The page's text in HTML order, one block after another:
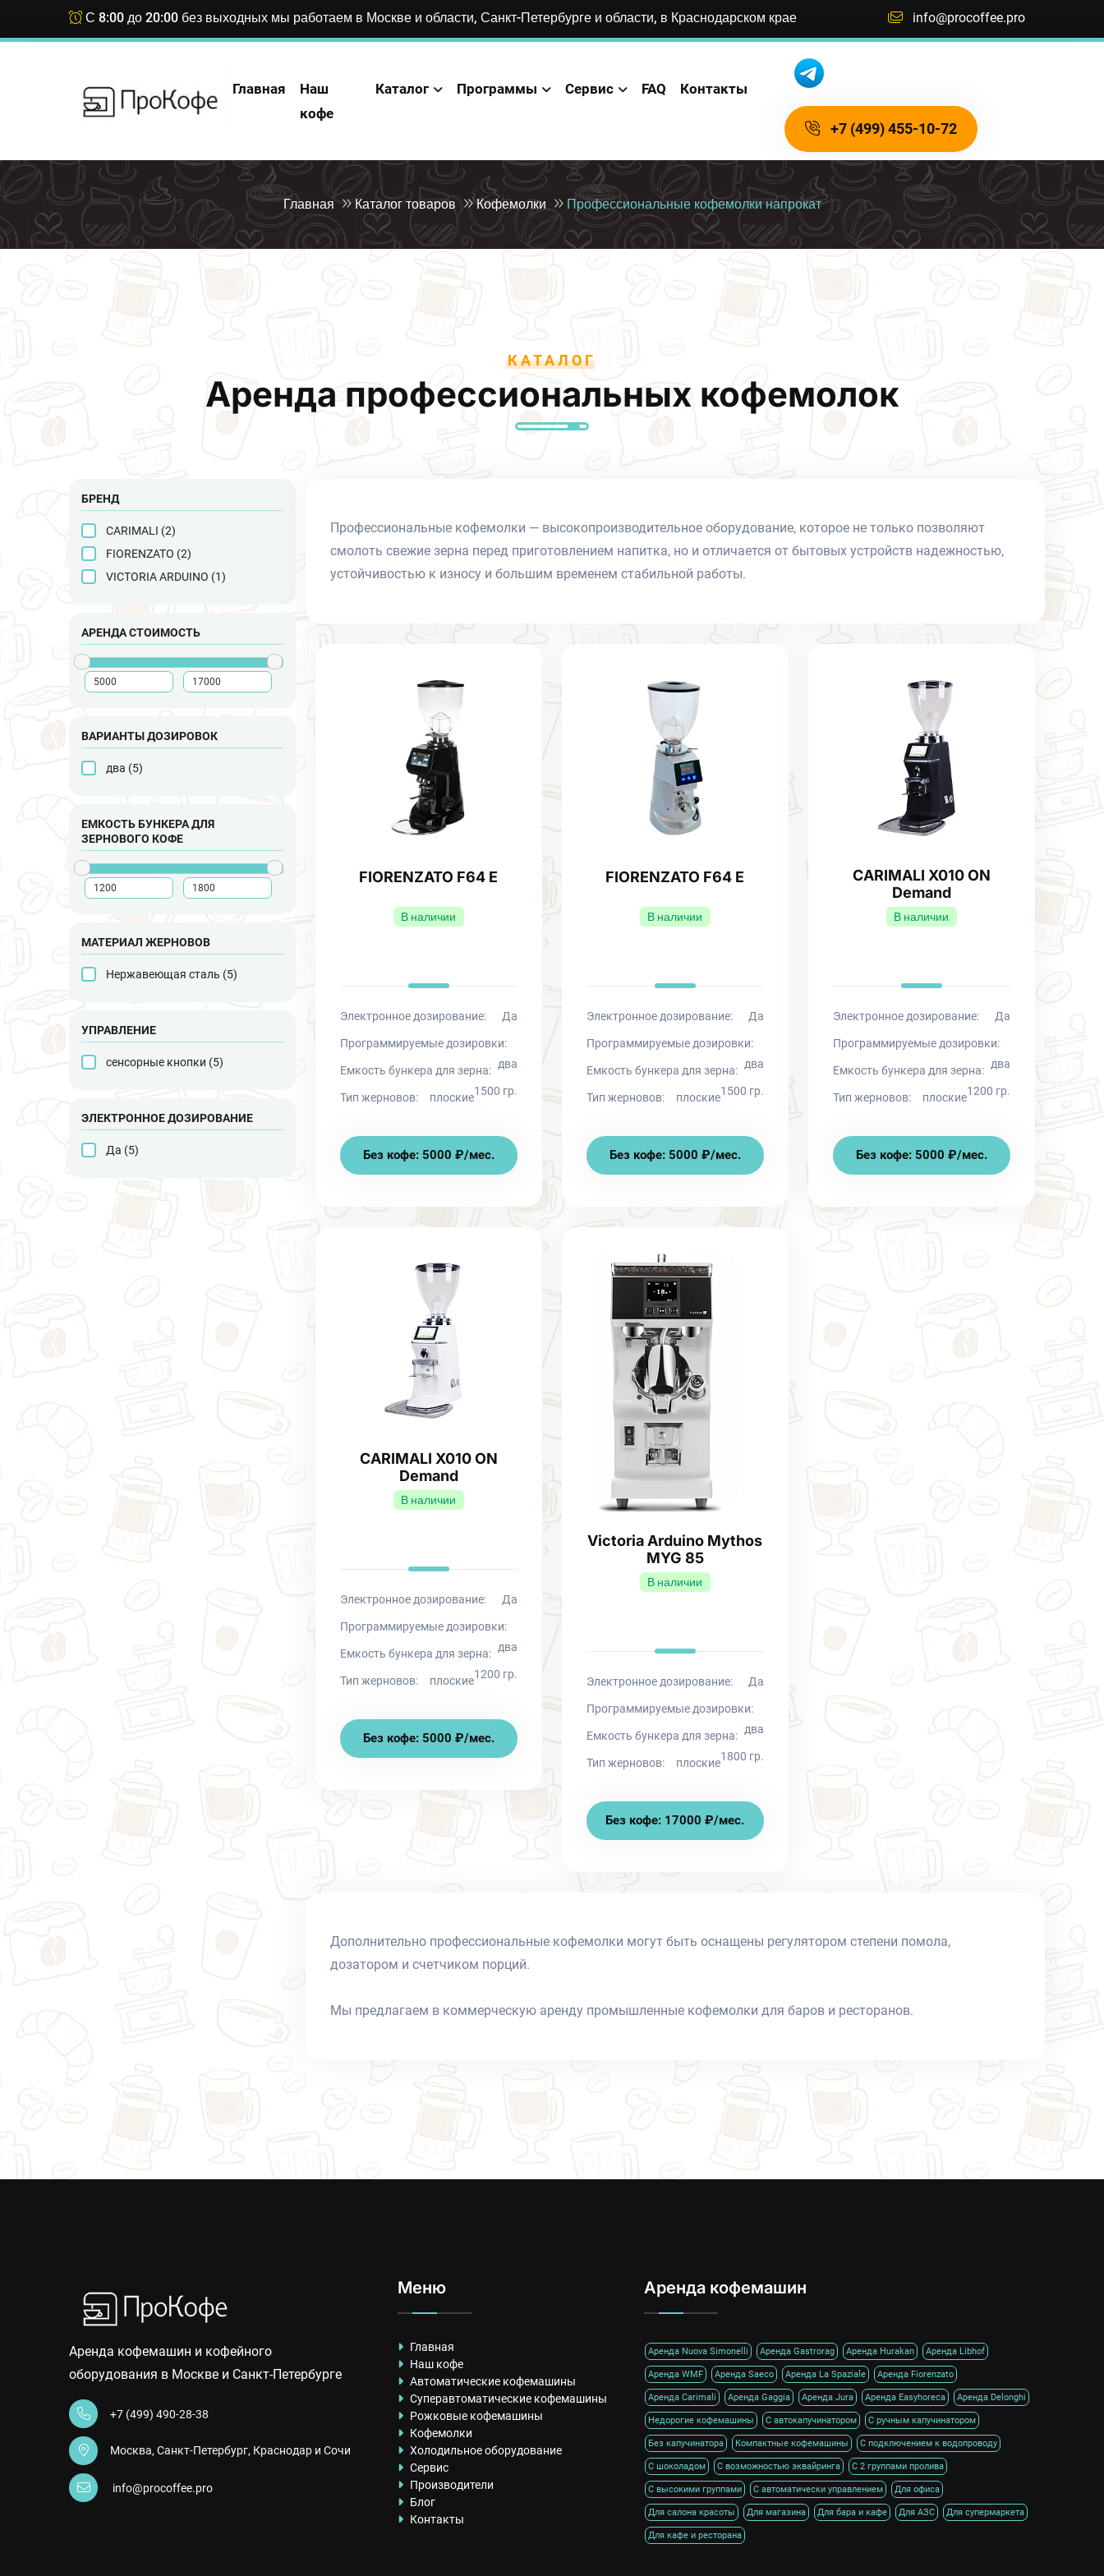
С 8:00 до 20:00 без выходных мы работаем в Москве и области, Санкт-Петербурге и области, в Краснодарском крае info@procoffee.pro
Главная
Наш
кофе
Каталог Программы Сервис FAQ Контакты
+7 (499) 455-10-72
Главная Каталог товаров Кофемолки Профессиональные кофемолки напрокат
КАТАЛОГ
Аренда профессиональных кофемолок
БРЕНД
CARIMALI (2)
FIORENZATO (2)
VICTORIA ARDUINO (1)
АРЕНДА СТОИМОСТЬ
ВАРИАНТЫ ДОЗИРОВОК
два (5)
ЕМКОСТЬ БУНКЕРА ДЛЯ
ЗЕРНОВОГО КОФЕ
МАТЕРИАЛ ЖЕРНОВОВ
Нержавеющая сталь (5)
УПРАВЛЕНИЕ
сенсорные кнопки (5)
ЭЛЕКТРОННОЕ ДОЗИРОВАНИЕ
Да (5)
Профессиональные кофемолки — высокопроизводительное оборудование, которое не только позволяют
смолоть свежие зерна перед приготовлением напитка, но и отличается от бытовых устройств надежностью,
устойчивостью к износу и большим временем стабильной работы.
FIORENZATO F64 E
В наличии
Электронное дозирование: Да
Программируемые дозировки:
два
Емкость бункера для зерна:
1500 гр.
Тип жерновов: плоские
Без кофе: 5000 ₽/мес.
FIORENZATO F64 E
В наличии
Электронное дозирование: Да
Программируемые дозировки:
два
Емкость бункера для зерна:
1500 гр.
Тип жерновов: плоские
Без кофе: 5000 ₽/мес.
CARIMALI X010 ON
Demand
В наличии
Электронное дозирование: Да
Программируемые дозировки:
два
Емкость бункера для зерна:
1200 гр.
Тип жерновов: плоские
Без кофе: 5000 ₽/мес.
CARIMALI X010 ON
Demand
В наличии
Электронное дозирование: Да
Программируемые дозировки:
два
Емкость бункера для зерна:
1200 гр.
Тип жерновов: плоские
Без кофе: 5000 ₽/мес.
Victoria Arduino Mythos
MYG 85
В наличии
Электронное дозирование: Да
Программируемые дозировки:
два
Емкость бункера для зерна:
1800 гр.
Тип жерновов: плоские
Без кофе: 17000 ₽/мес.
Дополнительно профессиональные кофемолки могут быть оснащены регулятором степени помола,
дозатором и счетчиком порций.
Мы предлагаем в коммерческую аренду промышленные кофемолки для баров и ресторанов.
Аренда кофемашин и кофейного
оборудования в Москве и Санкт-Петербурге
+7 (499) 490-28-38
Москва, Санкт-Петербург, Краснодар и Сочи
info@procoffee.pro
Меню
Главная
Наш кофе
Автоматические кофемашины
Суперавтоматические кофемашины
Рожковые кофемашины
Кофемолки
Холодильное оборудование
Сервис
Производители
Блог
Контакты
Аренда кофемашин
Аренда Nuova Simonelli Аренда Gastrorag Аренда Hurakan Аренда Libhof
Аренда WMF Аренда Saeco Аренда La Spaziale Аренда Fiorenzato
Аренда Carimali Аренда Gaggia Аренда Jura Аренда Easyhoreca Аренда Delonghi
Недорогие кофемашины С автокапучинатором С ручным капучинатором
Без капучинатора Компактные кофемашины С подключением к водопроводу
С шоколадом С возможностью эквайринга С 2 группами пролива
С высокими группами С автоматически управлением Для офиса
Для салона красоты Для магазина Для бара и кафе Для АЗС Для супермаркета
Для кафе и ресторана